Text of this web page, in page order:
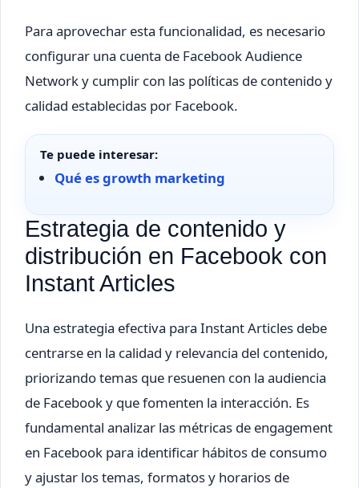
Para aprovechar esta funcionalidad, es necesario
configurar una cuenta de Facebook Audience
Network y cumplir con las políticas de contenido y
calidad establecidas por Facebook.
Te puede interesar:
Qué es growth marketing
Estrategia de contenido y
distribución en Facebook con
Instant Articles
Una estrategia efectiva para Instant Articles debe
centrarse en la calidad y relevancia del contenido,
priorizando temas que resuenen con la audiencia
de Facebook y que fomenten la interacción. Es
fundamental analizar las métricas de engagement
en Facebook para identificar hábitos de consumo
y ajustar los temas, formatos y horarios de